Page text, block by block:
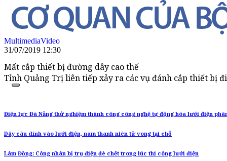
MultimediaVideo
31/07/2019 12:30
Mất cắp thiết bị đường dây cao thế
Tỉnh Quảng Trị liên tiếp xảy ra các vụ đánh cắp thiết bị
Điện lực Đà Nẵng thử nghiệm thành công công nghệ tự động hóa lưới điện
Dây câu dính vào lưới điện, nam thanh niên tử vong tại chỗ
Lâm Đồng: Công nhân bị trụ điện đè chết trong lúc thi công lưới điện